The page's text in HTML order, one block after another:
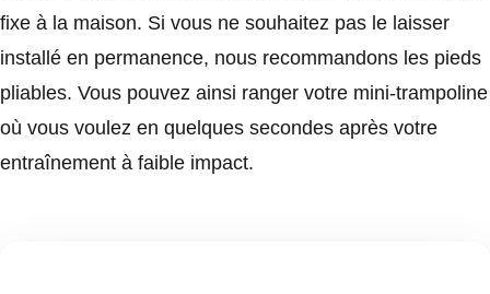
fixe à la maison. Si vous ne souhaitez pas le laisser
installé en permanence, nous recommandons les pieds
pliables. Vous pouvez ainsi ranger votre mini-trampoline
où vous voulez en quelques secondes après votre
entraînement à faible impact.